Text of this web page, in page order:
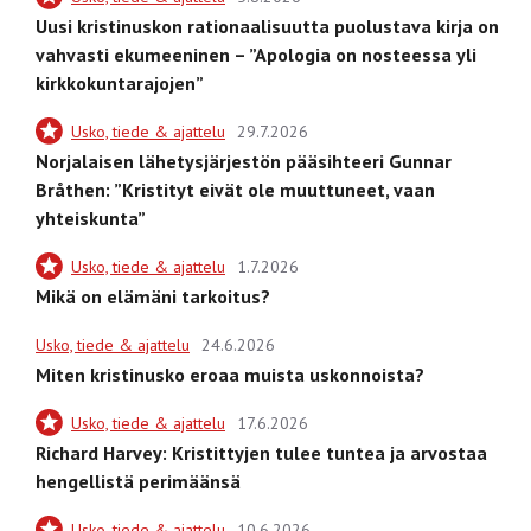
Uusi kristinuskon rationaalisuutta puolustava kirja on
vahvasti ekumeeninen – ”Apologia on nosteessa yli
kirkkokuntarajojen”
Usko, tiede & ajattelu 29.7.2026
Norjalaisen lähetysjärjestön pääsihteeri Gunnar
Bråthen: ”Kristityt eivät ole muuttuneet, vaan
yhteiskunta”
Usko, tiede & ajattelu 1.7.2026
Mikä on elämäni tarkoitus?
Usko, tiede & ajattelu 24.6.2026
Miten kristinusko eroaa muista uskonnoista?
Usko, tiede & ajattelu 17.6.2026
Richard Harvey: Kristittyjen tulee tuntea ja arvostaa
hengellistä perimäänsä